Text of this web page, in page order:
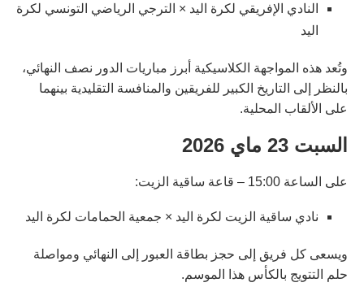
النادي الإفريقي لكرة اليد × الترجي الرياضي التونسي لكرة
اليد
وتُعد هذه المواجهة الكلاسيكية أبرز مباريات الدور نصف النهائي،
بالنظر إلى التاريخ الكبير للفريقين والمنافسة التقليدية بينهما
على الألقاب المحلية.
السبت 23 ماي 2026
على الساعة 15:00 – قاعة ساقية الزيت:
نادي ساقية الزيت لكرة اليد × جمعية الحمامات لكرة اليد
ويسعى كل فريق إلى حجز بطاقة العبور إلى النهائي ومواصلة
حلم التتويج بالكأس هذا الموسم.